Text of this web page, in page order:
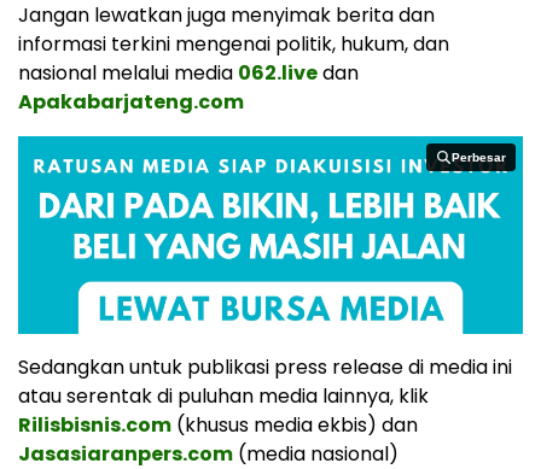
Jangan lewatkan juga menyimak berita dan
informasi terkini mengenai politik, hukum, dan
nasional melalui media 062.livedan
Apakabarjateng.com
Perbesar
Perbesar
Sedangkan untuk publikasi press release di media ini
atau serentak di puluhan media lainnya, klik
Rilisbisnis.com (khusus media ekbis) dan
Jasasiaranpers.com (media nasional)